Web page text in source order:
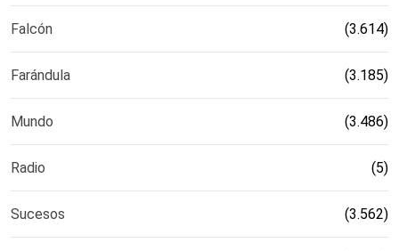
Falcón (3.614)
Farándula (3.185)
Mundo (3.486)
Radio (5)
Sucesos (3.562)